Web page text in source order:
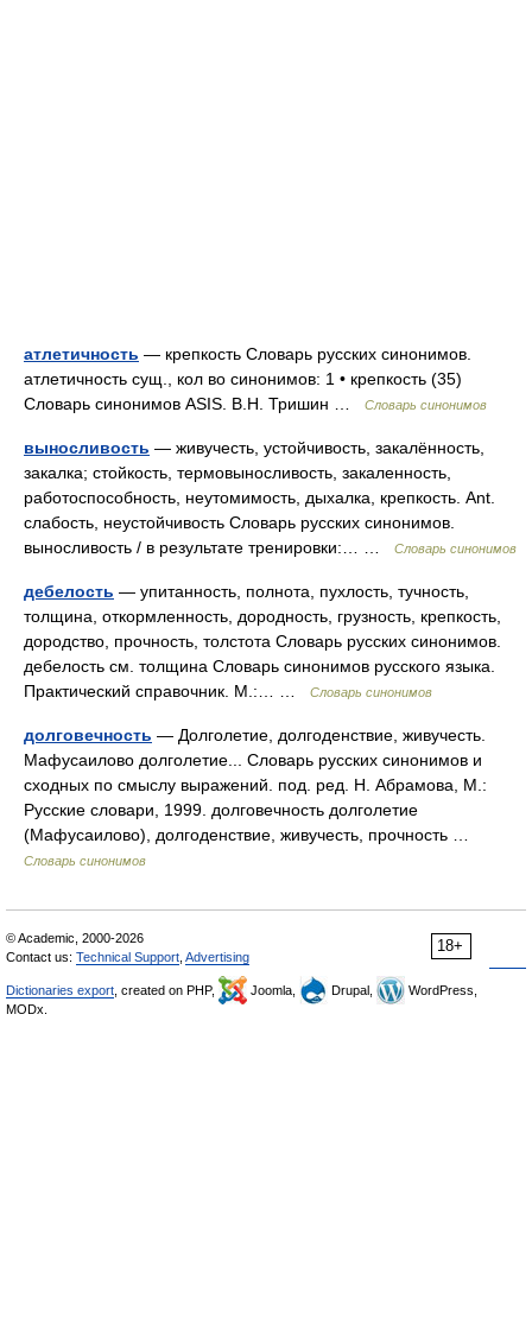
атлетичность — крепкость Словарь русских синонимов.
атлетичность сущ., кол во синонимов: 1 • крепкость (35)
Словарь синонимов ASIS. В.Н. Тришин …
Словарь синонимов
выносливость — живучесть, устойчивость, закалённость,
закалка; стойкость, термовыносливость, закаленность,
работоспособность, неутомимость, дыхалка, крепкость. Ant.
слабость, неустойчивость Словарь русских синонимов.
выносливость / в результате тренировки:… …
Словарь синонимов
дебелость — упитанность, полнота, пухлость, тучность,
толщина, откормленность, дородность, грузность, крепкость,
дородство, прочность, толстота Словарь русских синонимов.
дебелость см. толщина Словарь синонимов русского языка.
Практический справочник. М.:… …
Словарь синонимов
долговечность — Долголетие, долгоденствие, живучесть.
Мафусаилово долголетие... Словарь русских синонимов и
сходных по смыслу выражений. под. ред. Н. Абрамова, М.:
Русские словари, 1999. долговечность долголетие
(Мафусаилово), долгоденствие, живучесть, прочность …
Словарь синонимов
18+
© Academic, 2000-2026
Contact us: Technical Support Advertising
Dictionaries export , created on PHP, Joomla, Drupal,
WordPress,
MODx.